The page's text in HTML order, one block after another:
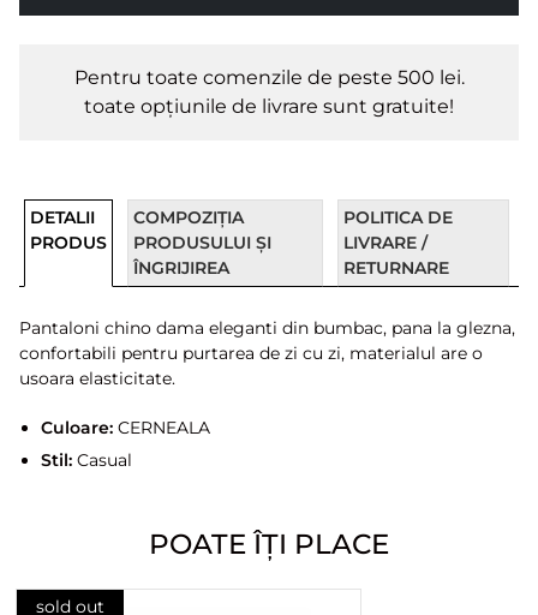
Pentru toate comenzile de peste 500 lei.
toate opțiunile de livrare sunt gratuite!
DETALII
PRODUS
COMPOZIȚIA
PRODUSULUI ȘI
ÎNGRIJIREA
POLITICA DE
LIVRARE /
RETURNARE
Pantaloni chino dama eleganti din bumbac, pana la glezna,
confortabili pentru purtarea de zi cu zi, materialul are o
usoara elasticitate.
Culoare:CERNEALA
Stil:Casual
POATE ÎȚI PLACE
sold out